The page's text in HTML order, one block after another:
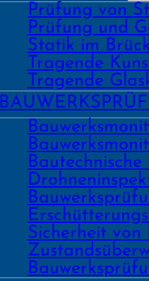
Prüfung von
Prüfung und
Statik im
Tragende
Tragende
Bau­tech­nische
Sicher­heit von